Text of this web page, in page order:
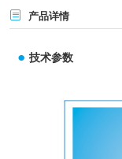
产品详情
技术参数